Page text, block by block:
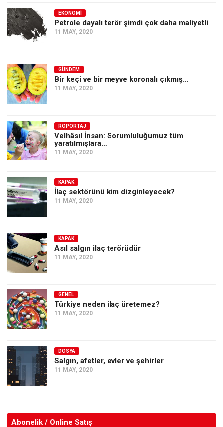
EKONOMI
Petrole dayalı terör şimdi çok daha maliyetli
11 MAY, 2020
GÜNDEM
Bir keçi ve bir meyve koronalı çıkmış…
11 MAY, 2020
RÖPORTAJ
Velhâsıl İnsan: Sorumluluğumuz tüm
yaratılmışlara…
11 MAY, 2020
KAPAK
İlaç sektörünü kim dizginleyecek?
11 MAY, 2020
KAPAK
Asıl salgın ilaç terörüdür
11 MAY, 2020
GENEL
Türkiye neden ilaç üretemez?
11 MAY, 2020
DOSYA
Salgın, afetler, evler ve şehirler
11 MAY, 2020
Abonelik / Online Satış